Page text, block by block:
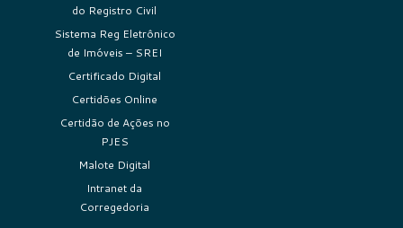
do Registro Civil
Sistema Reg Eletrônico
de Imóveis – SREI
Certificado Digital
Certidões Online
Certidão de Ações no
PJES
Malote Digital
Intranet da
Corregedoria